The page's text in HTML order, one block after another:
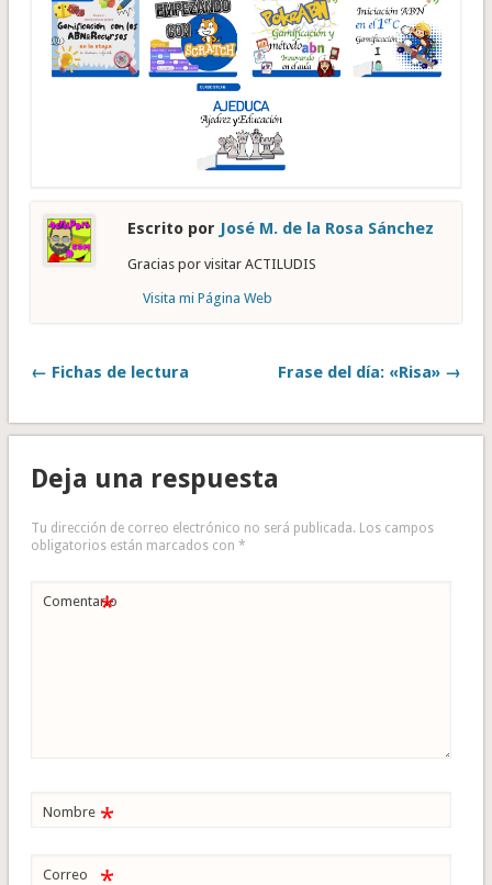
Escrito por José M. de la Rosa Sánchez
Gracias por visitar ACTILUDIS
Visita mi Página Web
← Fichas de lectura Frase del día: «Risa» →
Deja una respuesta
Tu dirección de correo electrónico no será publicada. Los campos
obligatorios están marcados con *
Comentario
*
Nombre *
Correo